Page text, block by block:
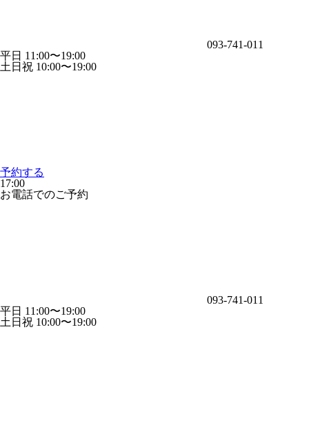
093-741-011
平日 11:00〜19:00
土日祝 10:00〜19:00
予約する
17:00
お電話でのご予約
093-741-011
平日 11:00〜19:00
土日祝 10:00〜19:00